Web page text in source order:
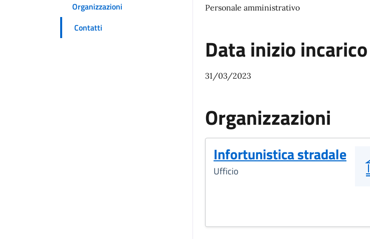
Organizzazioni
Contatti
Personale amministrativo
Data inizio incarico
31/03/2023
Organizzazioni
Infortunistica stradale
Ufficio